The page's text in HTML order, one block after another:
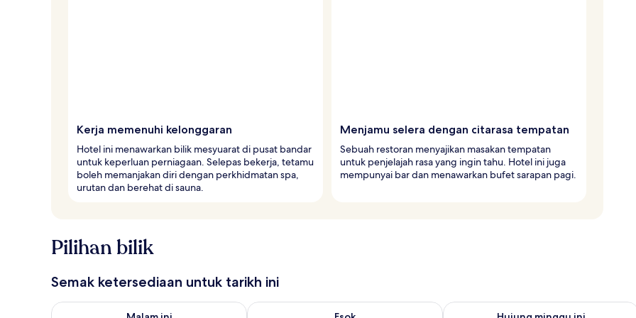
Kerja memenuhi kelonggaran
Hotel ini menawarkan bilik mesyuarat di pusat bandar
untuk keperluan perniagaan. Selepas bekerja, tetamu
boleh memanjakan diri dengan perkhidmatan spa,
urutan dan berehat di sauna.
Menjamu selera dengan citarasa tempatan
Sebuah restoran menyajikan masakan tempatan
untuk penjelajah rasa yang ingin tahu. Hotel ini juga
mempunyai bar dan menawarkan bufet sarapan pagi.
Pilihan bilik
Semak ketersediaan untuk tarikh ini
Semak ketersediaan untuk malam ini Ogo 6 - Ogo 7Semak ketersediaan untuk esok Ogo 7 - Ogo 8Semak ketersediaan untuk hujung